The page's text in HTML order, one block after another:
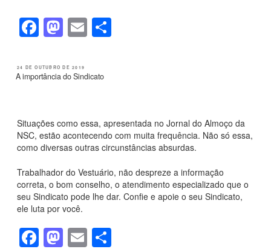
o
o
k
o
n
F
a
c
e
o
o
k
M
a
st
o
o
n
E
m
ail
PUBLICADO
EM
24 DE OUTUBRO DE 2019
A importância do Sindicato
Situações como essa, apresentada no Jornal do Almoço da
NSC, estão acontecendo com muita frequência. Não só essa,
como diversas outras circunstâncias absurdas.
Trabalhador do Vestuário, não despreze a informação
correta, o bom conselho, o atendimento especializado que o
seu Sindicato pode lhe dar. Confie e apoie o seu Sindicato,
ele luta por você.
F M E